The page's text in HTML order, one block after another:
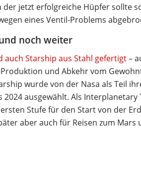
der jetzt erfolgreiche Hüpfer sollte
eines Ventil-Problems
noch weiter
auch Starship aus Stahl gefertigt–
und Abkehr vom
wurde von der Nasa als Teil
ausgewählt. Als
Stufe für den Start von der
aber auch für Reisen zum Mars